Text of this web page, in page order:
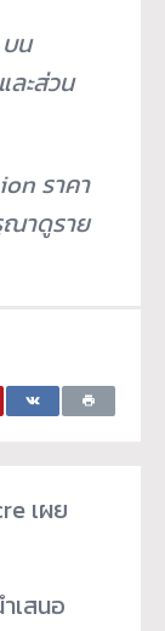
น
ละส่วน
ราคา
ณาดูราย
เผย
เสนอ